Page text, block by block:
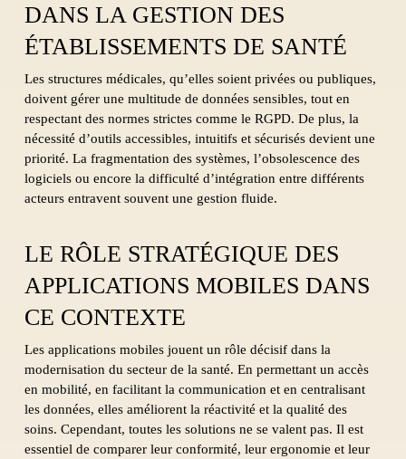
DANS LA GESTION DES
ÉTABLISSEMENTS DE SANTÉ
Les structures médicales, qu’elles soient privées ou publiques,
doivent gérer une multitude de données sensibles, tout en
respectant des normes strictes comme le RGPD. De plus, la
nécessité d’outils accessibles, intuitifs et sécurisés devient une
priorité. La fragmentation des systèmes, l’obsolescence des
logiciels ou encore la difficulté d’intégration entre différents
acteurs entravent souvent une gestion fluide.
LE RÔLE STRATÉGIQUE DES
APPLICATIONS MOBILES DANS
CE CONTEXTE
Les applications mobiles jouent un rôle décisif dans la
modernisation du secteur de la santé. En permettant un accès
en mobilité, en facilitant la communication et en centralisant
les données, elles améliorent la réactivité et la qualité des
soins. Cependant, toutes les solutions ne se valent pas. Il est
essentiel de comparer leur conformité, leur ergonomie et leur